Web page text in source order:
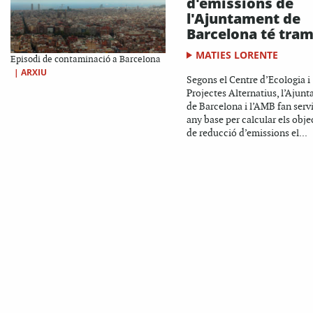
Episodi de contaminació a Barcelona
| ARXIU
l'Ajuntament de
Barcelona té
MATIES LORENTE
Segons el Centre d’Ecologia i
Projectes Alternatius,
de Barcelona i l’AMB fan
any base per calcular els
de reducció d’emissions el...